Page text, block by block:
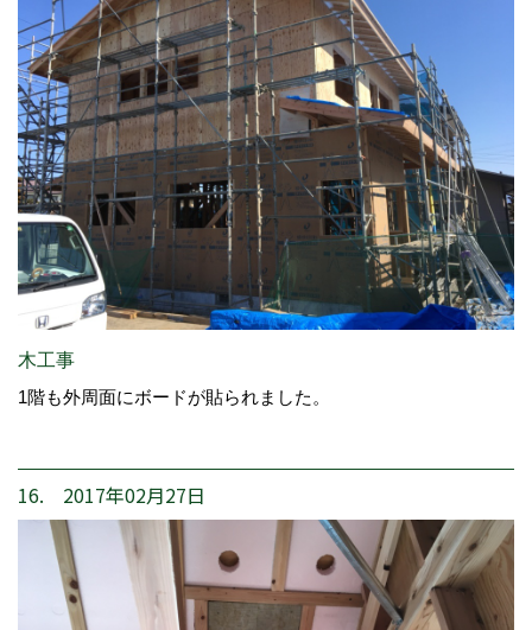
木工事
1階も外周面にボードが貼られました。
16. 2017年02月27日